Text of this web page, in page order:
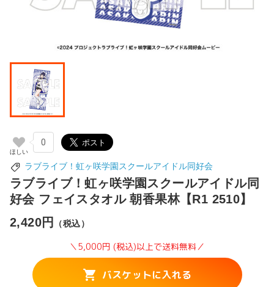
0
ラブライブ！虹ヶ咲学園スクールアイドル同好会
ラブライブ！虹ヶ咲学園スクールアイドル同
好会 フェイスタオル 朝香果林【R1 2510】
2,420円
（税込）
＼5,000円 (税込)以上で送料無料／
バスケットに入れる